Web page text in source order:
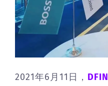
2021年6月11日， DFIN